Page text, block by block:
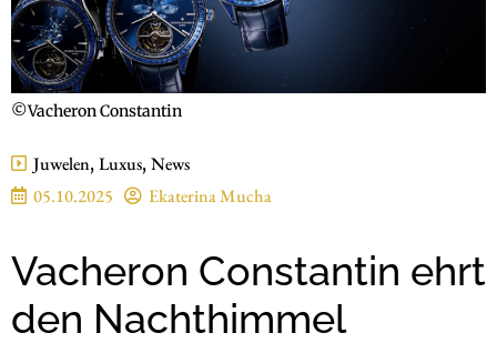
©Vacheron Constantin
Juwelen, Luxus, News
05.10.2025
Ekaterina Mucha
Vacheron Constantin ehrt
den Nachthimmel